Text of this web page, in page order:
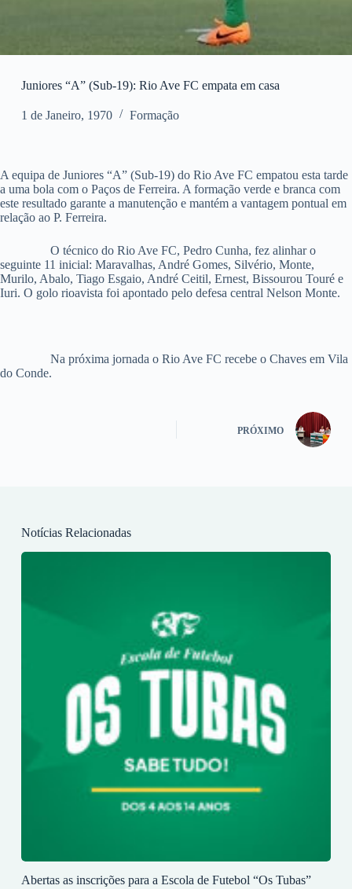
Juniores “A” (Sub-19): Rio Ave FC empata em casa
1 de Janeiro, 1970 Formação
A equipa de Juniores “A” (Sub-19) do Rio Ave FC empatou esta tarde
a uma bola com o Paços de Ferreira. A formação verde e branca com
este resultado garante a manutenção e mantém a vantagem pontual em
relação ao P. Ferreira.
O técnico do Rio Ave FC, Pedro Cunha, fez alinhar o
seguinte 11 inicial: Maravalhas, André Gomes, Silvério, Monte,
Murilo, Abalo, Tiago Esgaio, André Ceitil, Ernest, Bissourou Touré e
Iuri. O golo rioavista foi apontado pelo defesa central Nelson Monte.
Na próxima jornada o Rio Ave FC recebe o Chaves em Vila
do Conde.
PRÓXIMO
Notícias Relacionadas
Abertas as inscrições para a Escola de Futebol “Os Tubas”